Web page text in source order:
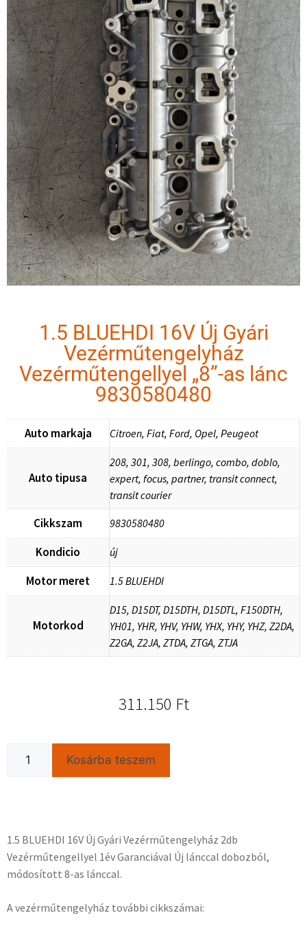
1.5 BLUEHDI 16V Új Gyári
Vezérműtengelyház
Vezérműtengellyel „8”-as lánc
9830580480
Auto markaja Citroen, Fiat, Ford, Opel, Peugeot
Auto tipusa
208, 301, 308, berlingo, combo, doblo,
expert, focus, partner, transit connect,
transit courier
Cikkszam 9830580480
Kondicio új
Motor meret 1.5 BLUEHDI
Motorkod
D15, D15DT, D15DTH, D15DTL, F150DTH,
YH01, YHR, YHV, YHW, YHX, YHY, YHZ, Z2DA,
Z2GA, Z2JA, ZTDA, ZTGA, ZTJA
311.150 Ft
Kosárba teszem
1.5 BLUEHDI 16V Új Gyári Vezérműtengelyház 2db
Vezérműtengellyel 1év Garanciával Új lánccal dobozból,
módosított 8-as lánccal.
A vezérműtengelyház további cikkszámai: